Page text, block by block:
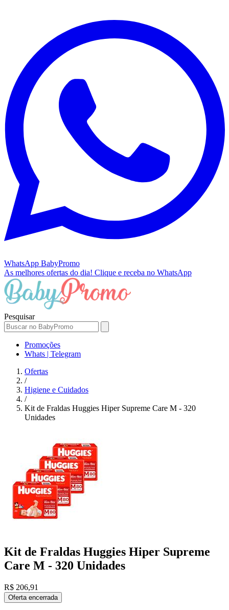
WhatsApp BabyPromo
As melhores ofertas do dia! Clique e receba no WhatsApp
Pesquisar
Promoções
Whats | Telegram
Ofertas
/
Higiene e Cuidados
/
Kit de Fraldas Huggies Hiper Supreme Care M - 320
Unidades
Kit de Fraldas Huggies Hiper Supreme
Care M - 320 Unidades
R$ 206,91
Oferta encerrada